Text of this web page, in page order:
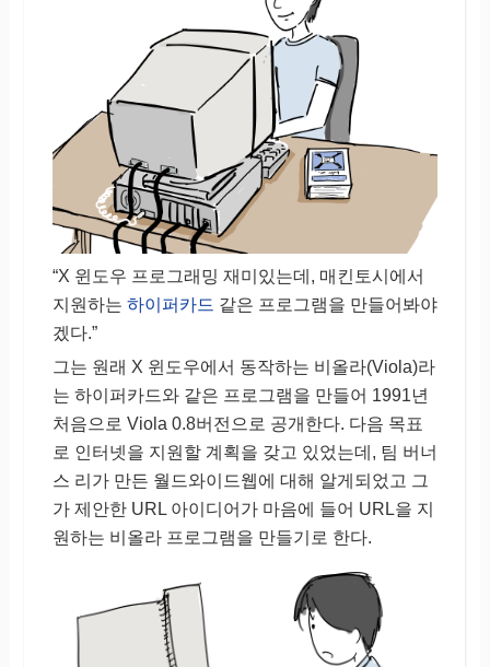
“X 윈도우 프로그래밍 재미있는데, 매킨토시에서
지원하는 하이퍼카드 같은 프로그램을 만들어봐야
겠다.”
그는 원래 X 윈도우에서 동작하는 비올라(Viola)라
는 하이퍼카드와 같은 프로그램을 만들어 1991년
처음으로 Viola 0.8버전으로 공개한다. 다음 목표
로 인터넷을 지원할 계획을 갖고 있었는데, 팀 버너
스 리가 만든 월드와이드웹에 대해 알게되었고 그
가 제안한 URL 아이디어가 마음에 들어 URL을 지
원하는 비올라 프로그램을 만들기로 한다.